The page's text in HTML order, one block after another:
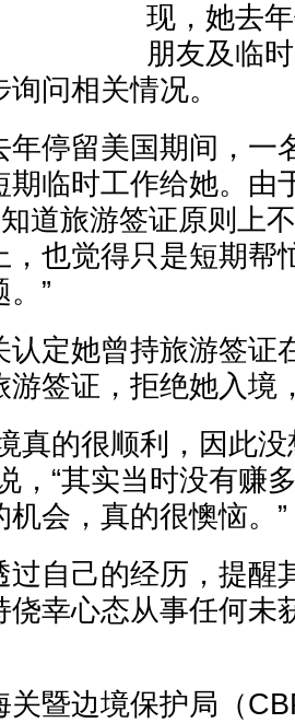
现，她去
朋友及临
问相关情况。
留美国期间，一
期临时工作给她。由
道旅游签证原则上
，也觉得只是短期帮
”
她曾持旅游签证
游签证，拒绝她入境
的很顺利，因此没
，“其实当时没有赚
会，真的很懊恼。”
己的经历，提醒
侥幸心态从事任何未
暨边境保护局（